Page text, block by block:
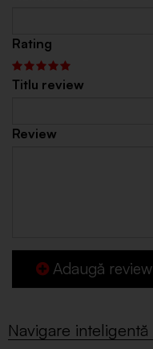
Rating
Titlu review
Review
Adaugă review